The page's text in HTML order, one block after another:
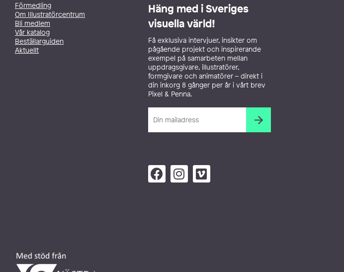
Förmedling
Om Illustratörcentrum
Bli medlem
Vår katalog
Beställarguiden
Aktuellt
Häng med i Sveriges
visuella värld!
Få exklusiva intervjuer, insikter om
pågående projekt och inspirerande
exempel på samarbeten mellan
uppdragsgivare, illustratörer,
formgivare och animatörer – direkt i
din inkorg 8 gånger per år i vårt brev
Pixel & Penna.